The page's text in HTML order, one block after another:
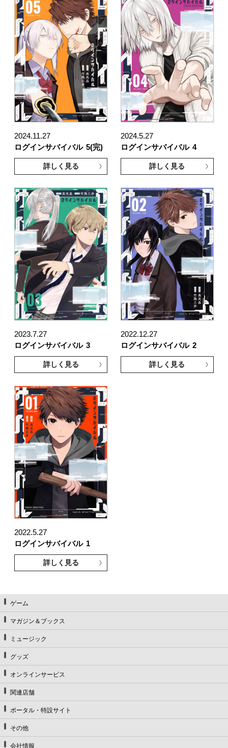
2024.11.27
ログインサバイバル 5(完)
詳しく見る
2024.5.27
ログインサバイバル 4
詳しく見る
2023.7.27
ログインサバイバル 3
詳しく見る
2022.12.27
ログインサバイバル 2
詳しく見る
2022.5.27
ログインサバイバル 1
詳しく見る
ゲーム
マガジン＆ブックス
ミュージック
グッズ
オンラインサービス
関連店舗
ポータル・特設サイト
その他
会社情報